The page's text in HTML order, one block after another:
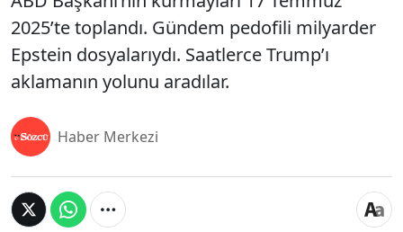
2025’te toplandı. Gündem pedofili milyarder
Epstein dosyalarıydı. Saatlerce Trump’ı
aklamanın yolunu aradılar.
Haber Merkezi